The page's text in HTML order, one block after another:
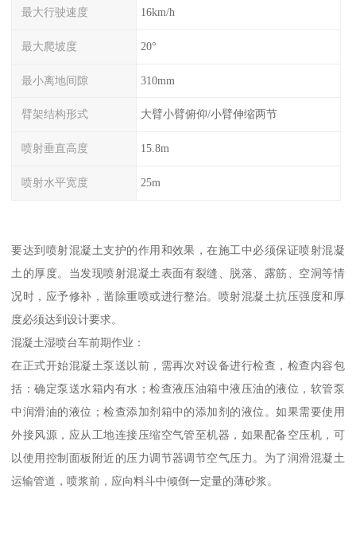
最大行驶速度 16km/h
最大爬坡度 20°
最小离地间隙 310mm
臂架结构形式 大臂小臂俯仰/小臂伸缩两节
喷射垂直高度 15.8m
喷射水平宽度 25m
要达到喷射混凝土支护的作用和效果，在施工中必须保证喷射混凝
土的厚度。当发现喷射混凝土表面有裂缝、脱落、露筋、空洞等情
况时，应予修补，凿除重喷或进行整治。喷射混凝土抗压强度和厚
度必须达到设计要求。
混凝土湿喷台车前期作业：
在正式开始混凝土泵送以前，需再次对设备进行检查，检查内容包
括：确定泵送水箱内有水；检查液压油箱中液压油的液位，软管泵
中润滑油的液位；检查添加剂箱中的添加剂的液位。如果需要使用
外接风源，应从工地连接压缩空气管至机器，如果配备空压机，可
以使用控制面板附近的压力调节器调节空气压力。为了润滑混凝土
运输管道，喷浆前，应向料斗中倾倒一定量的薄砂浆。